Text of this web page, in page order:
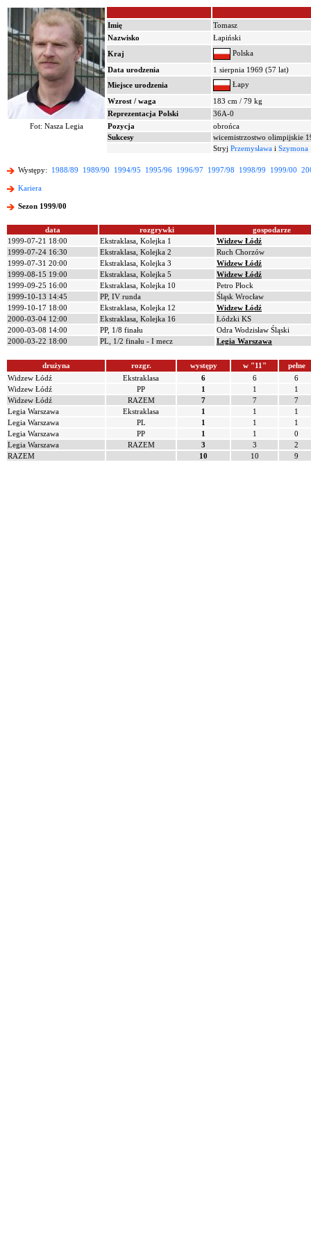
Imię
Tomasz
Nazwisko
Łapiński
Kraj
Polska
Data urodzenia
1 sierpnia 1969 (57 lat)
Miejsce urodzenia
Łapy
Wzrost / waga
183 cm / 79 kg
Reprezentacja Polski
36A-0
Fot: Nasza Legia
Pozycja
obrońca
Sukcesy
wicemistrzostwo olimpijskie
Stryj Przemysława i Szymona
Występy: 1988/89 1989/90 1994/95 1995/96 1996/97 1997/98 1998/99 1999/00
Kariera
Sezon 1999/00
data rozgrywki
gospodarze
1999-07-21 18:00
Ekstraklasa, Kolejka 1
Widzew Łódź
1999-07-24 16:30
Ekstraklasa, Kolejka 2
Ruch Chorzów
1999-07-31 20:00
Ekstraklasa, Kolejka 3
Widzew Łódź
1999-08-15 19:00
Ekstraklasa, Kolejka 5
Widzew Łódź
1999-09-25 16:00
Ekstraklasa, Kolejka 10
Petro Płock
1999-10-13 14:45
PP, IV runda
Śląsk Wrocław
1999-10-17 18:00
Ekstraklasa, Kolejka 12
Widzew Łódź
2000-03-04 12:00
Ekstraklasa, Kolejka 16
Łódzki KS
2000-03-08 14:00
PP, 1/8 finału
Odra Wodzisław Śląski
2000-03-22 18:00
PL, 1/2 finału - I mecz Legia Warszawa
drużyna rozgr. występy w "11"
pełne
Widzew Łódź
Ekstraklasa 6 6
6
Widzew Łódź
PP 1 1
1
Widzew Łódź
RAZEM 7 7
7
Legia Warszawa
Ekstraklasa 1 1
1
Legia Warszawa
PL 1 1
1
Legia Warszawa
PP 1 1
0
Legia Warszawa
RAZEM 3 3
2
RAZEM
10 10 9